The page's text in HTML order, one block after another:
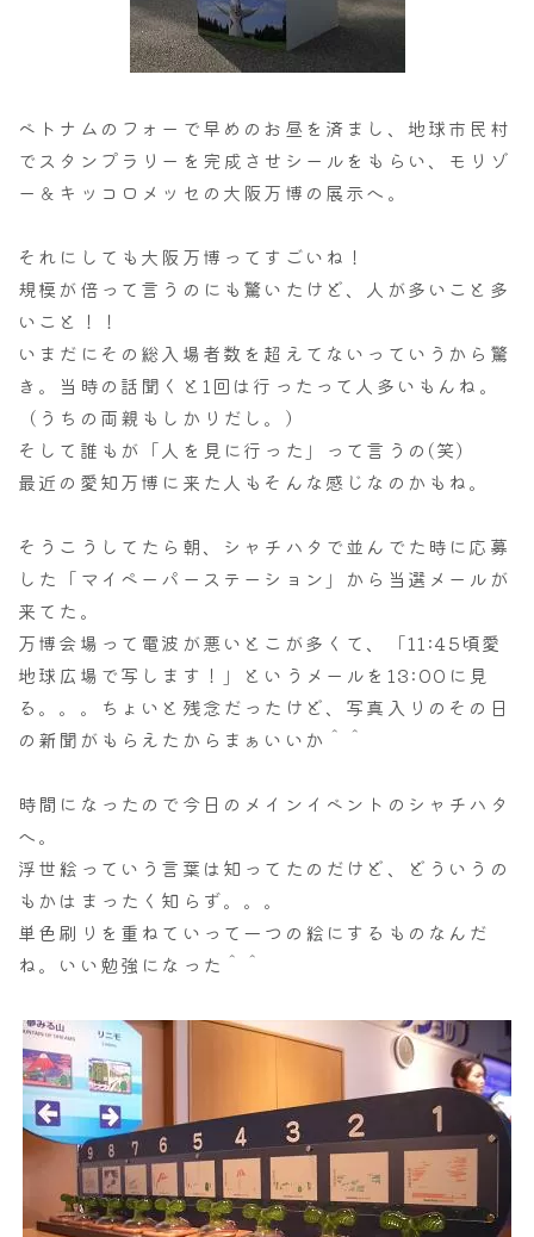
ベトナムのフォーで早めのお昼を済まし、地球市民村
でスタンプラリーを完成させシールをもらい、モリゾ
ー＆キッコロメッセの大阪万博の展示へ。
それにしても大阪万博ってすごいね！
規模が倍って言うのにも驚いたけど、人が多いこと多
いこと！！
いまだにその総入場者数を超えてないっていうから驚
き。当時の話聞くと1回は行ったって人多いもんね。
（うちの両親もしかりだし。）
そして誰もが「人を見に行った」って言うの(笑)
最近の愛知万博に来た人もそんな感じなのかもね。
そうこうしてたら朝、シャチハタで並んでた時に応募
した「マイペーパーステーション」から当選メールが
来てた。
万博会場って電波が悪いとこが多くて、「11:45頃愛
地球広場で写します！」というメールを13:00に見
る。。。ちょいと残念だったけど、写真入りのその日
の新聞がもらえたからまぁいいか＾＾
時間になったので今日のメインイベントのシャチハタ
へ。
浮世絵っていう言葉は知ってたのだけど、どういうの
もかはまったく知らず。。。
単色刷りを重ねていって一つの絵にするものなんだ
ね。いい勉強になった＾＾